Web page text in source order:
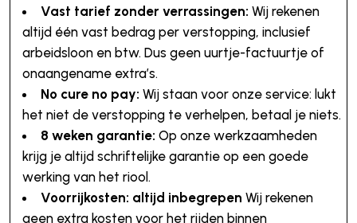
Vast tarief zonder verrassingen: Wij rekenen
altijd één vast bedrag per verstopping, inclusief
arbeidsloon en btw. Dus geen uurtje-factuurtje of
onaangename extra’s.
No cure no pay: Wij staan voor onze service: lukt
het niet de verstopping te verhelpen, betaal je niets.
8 weken garantie: Op onze werkzaamheden
krijg je altijd schriftelijke garantie op een goede
werking van het riool.
Voorrijkosten: altijd inbegrepen Wij rekenen
geen extra kosten voor het rijden binnen